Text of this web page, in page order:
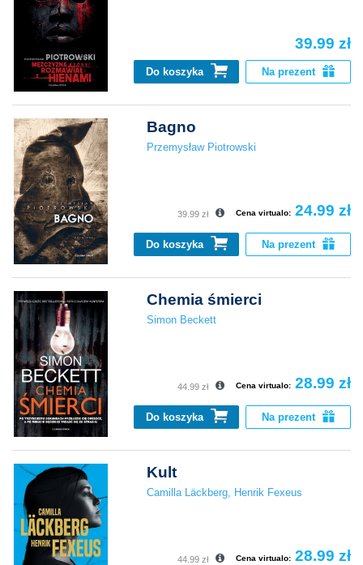
39.99 zł
Do koszyka Na prezent
Bagno
Przemysław Piotrowski
Cena virtualo: 24.99 zł
39.99 zł
Do koszyka Na prezent
Chemia śmierci
Simon Beckett
Cena virtualo: 28.99 zł
44.99 zł
Do koszyka Na prezent
Kult
Camilla Läckberg Henrik Fexeus
Cena virtualo: 28.99 zł
44.99 zł